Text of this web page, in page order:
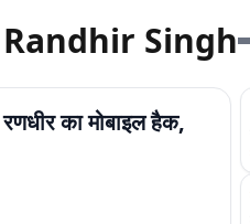
Singh
का मोबाइल हैक,